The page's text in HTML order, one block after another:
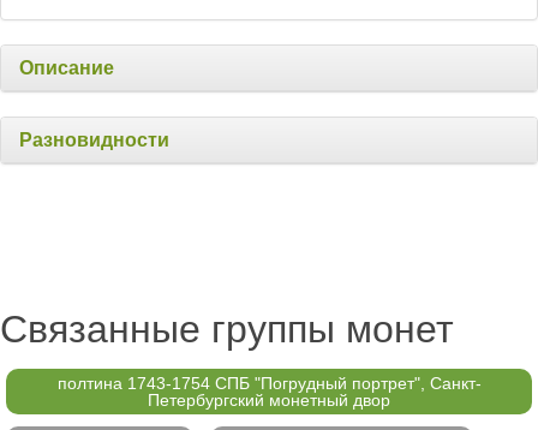
Описание
Разновидности
Связанные группы монет
полтина 1743-1754 СПБ "Погрудный портрет", Санкт-
Петербургский монетный двор